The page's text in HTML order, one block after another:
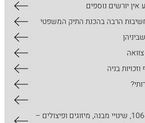
הרבה בהכנת התיק המשפטי
בניה
• החלטת מיסוי:1063/17, שינויי מבנה, מיזוגים ופיצולים –